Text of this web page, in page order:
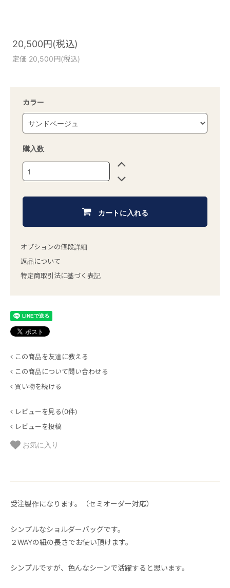
20,500円(税込)
定価 20,500円(税込)
カラー
購入数
カートに入れる
オプションの値段詳細
返品について
特定商取引法に基づく表記
この商品を友達に教える
この商品について問い合わせる
買い物を続ける
レビューを見る(0件)
レビューを投稿
お気に入り
受注製作になります。（セミオーダー対応）
シンプルなショルダーバッグです。
２WAYの紐の長さでお使い頂けます。
シンプルですが、色んなシーンで活躍すると思います。